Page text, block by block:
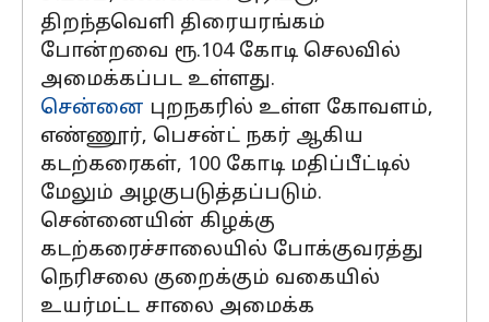
திறந்தவெளி திரையரங்கம்
போன்றவை ரூ.104 கோடி செலவில்
அமைக்கப்பட உள்ளது.
சென்னை புறநகரில் உள்ள கோவளம்,
எண்ணூர், பெசன்ட் நகர் ஆகிய
கடற்கரைகள், 100 கோடி மதிப்பீட்டில்
மேலும் அழகுபடுத்தப்படும்.
சென்னையின் கிழக்கு
கடற்கரைச்சாலையில் போக்குவரத்து
நெரிசலை குறைக்கும் வகையில்
உயர்மட்ட சாலை அமைக்க